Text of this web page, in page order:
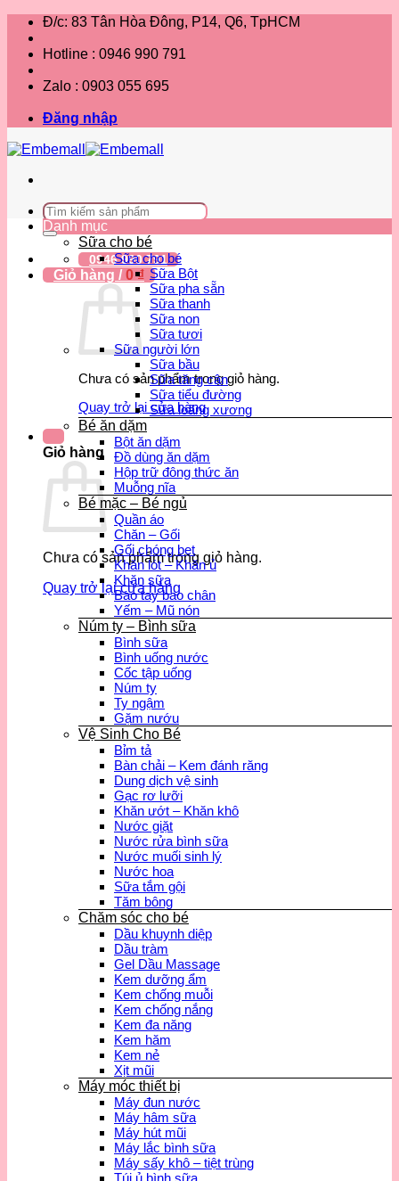
qua
dung
Đ/c: 83 Tân Hòa Đông, P14, Q6, TpHCM
Hotline : 0946 990 791
Zalo : 0903 055 695
Đăng nhập
Tìm
kiếm:
0946 990 791
Giỏ hàng / 0₫
Chưa có sản phẩm trong giỏ hàng.
Quay trở lại cửa hàng
Giỏ hàng
Chưa có sản phẩm trong giỏ hàng.
Quay trở lại cửa hàng
Danh mục
Sữa cho bé
Sữa cho bé
Sữa Bột
Sữa pha sẵn
Sữa thanh
Sữa non
Sữa tươi
Sữa người lớn
Sữa bầu
Sữa tăng cân
Sữa tiểu đường
Sữa loãng xương
Bé ăn dặm
Bột ăn dặm
Đồ dùng ăn dặm
Hộp trữ đông thức ăn
Muỗng nĩa
Bé mặc – Bé ngủ
Quần áo
Chăn – Gối
Gối chóng bẹt
Khăn lót – Khăn ủ
Khăn sữa
Bao tay bao chân
Yếm – Mũ nón
Núm ty – Bình sữa
Bình sữa
Bình uống nước
Cốc tập uống
Núm ty
Ty ngậm
Gặm nướu
Vệ Sinh Cho Bé
Bỉm tả
Bàn chải – Kem đánh răng
Dung dịch vệ sinh
Gạc rơ lưỡi
Khăn ướt – Khăn khô
Nước giặt
Nước rửa bình sữa
Nước muối sinh lý
Nước hoa
Sữa tắm gội
Tăm bông
Chăm sóc cho bé
Dầu khuynh diệp
Dầu tràm
Gel Dầu Massage
Kem dưỡng ẩm
Kem chống muỗi
Kem chống nắng
Kem đa năng
Kem hăm
Kem nẻ
Xịt mũi
Máy móc thiết bị
Máy đun nước
Máy hâm sữa
Máy hút mũi
Máy lắc bình sữa
Máy sấy khô – tiệt trùng
Túi ủ bình sữa